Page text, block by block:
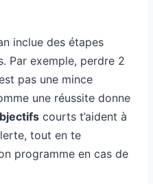
inclue des étapes
Par exemple, perdre 2
pas une mince
une réussite donne
courts t’aident à
tout en te
programme en cas de